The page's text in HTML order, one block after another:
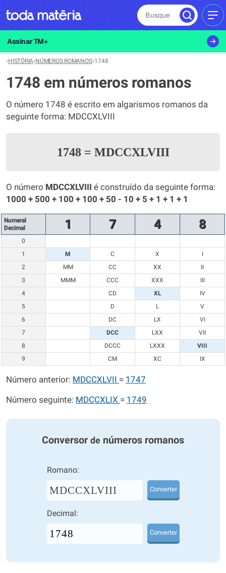
Busque
Assinar TM+
›HISTÓRIA›NÚMEROS ROMANOS›1748
1748 em números romanos
O número 1748 é escrito em algarismos romanos da
seguinte forma: MDCCXLVIII
1748 = MDCCXLVIII
O número MDCCXLVIII é construído da seguinte forma:
1000 + 500 + 100 + 100 + 50 - 10 + 5 + 1 + 1 + 1
Numeral
Decimal
1 7 4 8
0
1
M C X
I
2
MM CC XX
II
3
MMM CCC XXX
III
4
CD XL
IV
5
D L
V
6
DC LX
VI
7
DCC LXX
VII
8
DCCC LXXX
VIII
9
CM XC IX
Número anterior: MDCCXLVII = 1747
Número seguinte: MDCCXLIX = 1749
Conversor de números romanos
Romano:
MDCCXLVIII Converter
Decimal:
Converter